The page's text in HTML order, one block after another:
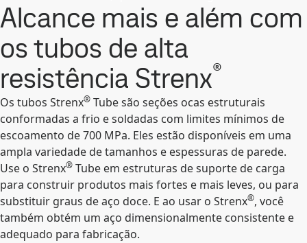
Alcance mais e além com
os tubos de alta
resistência Strenx®
Os tubos Strenx® Tube são seções ocas estruturais
conformadas a frio e soldadas com limites mínimos de
escoamento de 700 MPa. Eles estão disponíveis em uma
ampla variedade de tamanhos e espessuras de parede.
Use o Strenx® Tube em estruturas de suporte de carga
para construir produtos mais fortes e mais leves, ou para
substituir graus de aço doce. E ao usar o Strenx®, você
também obtém um aço dimensionalmente consistente e
adequado para fabricação.